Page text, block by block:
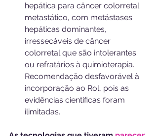
hepática para câncer colorretal
metastático, com metástases
hepáticas dominantes,
irressecáveis de câncer
colorretal que são intolerantes
ou refratários à quimioterapia.
Recomendação desfavorável à
incorporação ao Rol, pois as
evidências científicas foram
ilimitadas.